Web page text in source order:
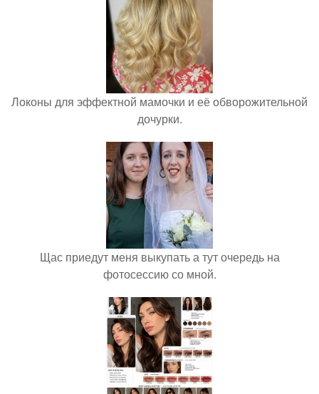
Локоны для эффектной мамочки и её обворожительной
дочурки.
Щас приедут меня выкупать а тут очередь на
фотосессию со мной.